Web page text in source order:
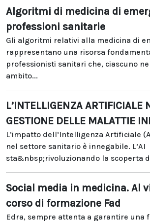
Algoritmi di medicina di
professioni sanitarie
Gli algoritmi relativi alla medicina di
rappresentano una risorsa
professionisti sanitari che, ciascuno
ambito...
L’INTELLIGENZA ARTIFICIALE
GESTIONE DELLE MALATTIE
L’impatto dell’Intelligenza Artificiale
nel settore sanitario è innegabile. L’AI
sta&nbsp;rivoluzionando la scoperta
Social media in medicina. Al
corso di formazione Fad
Edra, sempre attenta a garantire una